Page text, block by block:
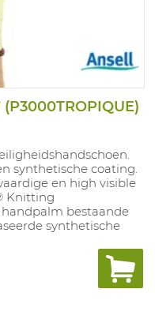
synthetische coating.
en high visible
Knitting
handpalm bestaande
synthetische